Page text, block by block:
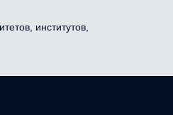
институтов,